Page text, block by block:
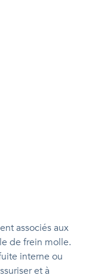
associés aux
de frein molle.
interne ou
et à